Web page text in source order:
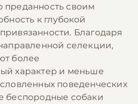
преданность своим
к глубокой
Благодаря
селекции,
более
характер и меньше
поведенческих
беспородные собаки